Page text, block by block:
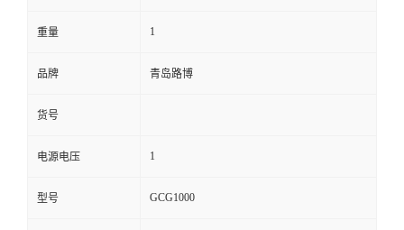
在
线
重量 1
品牌 青岛路博
货号
电源电压 1
型号 GCG1000